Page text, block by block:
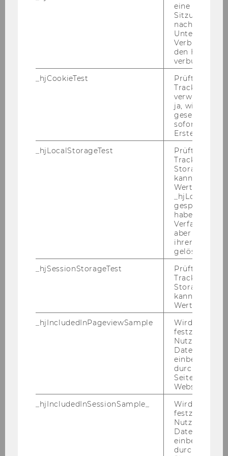
Verhaltenswissenschaftlich Orientiertes
ist voraussichtlich ab 01.01.2019
befristet für die Dauer von sechs Jahreneine
Universitätsassistentin prae doc (Teaching
(Angestellte/r gemäß
Kollektivvertrag für die Arbeitnehmer/innen der
Universitäten, monatliches Mindestentgelt:
2.095,95 Euro brutto, Anrechnung von
tätigkeitsbezogenen Vordienstzeiten möglich),
Beschäftigungsausmaß: 30 Std./Woche,
Universitätsassistent/inn/en prae doc eine
maximale Befristungsdauer von sechs Jahren
vorsieht. Bewerber/innen, die bereits als
Ersatzkräfte an der WU beschäftigt sind,
können daher nur mehr für die auf sechs Jahre
Wiederbestellung von Personen, die bereits
eine Stelle als Universitätsassistent/in prae doc
Universitätsassistenten post doc/einer
Universitätsassistentin post doc im Tenure
Die Aufgaben umfassen insbesondere: die
Unterstützung des Instituts bei der Erfüllung
Lehrveranstaltungen und Prüfungen, bei der
Wissenschaftsmanagement; die Abhaltung von
eine
Sitzung/
nach einer
Verbindung
den Hotjar-
verbunden
_hjCookieTest
Prüft, ob der
Tracking
verwenden
ja, wird ein
gesetzt. Wird
sofort nach
Erstellung
_hjLocalStorageTest
Prüft, ob der
Tracking
Storage
kann. Wenn
Wert 1
haben keine
Verfallszeit,
aber fast
ihrer
gelöscht.
_hjSessionStorageTest
Prüft, ob der
Tracking
Storage
kann. Wenn
Wert von 1
_hjIncludedInPageviewSample
Wird gesetzt,
festzustellen,
Nutzer in die
einbezogen
durch das
Website
_hjIncludedInSessionSample_
Wird gesetzt,
festzustellen,
Nutzer in die
einbezogen
durch das